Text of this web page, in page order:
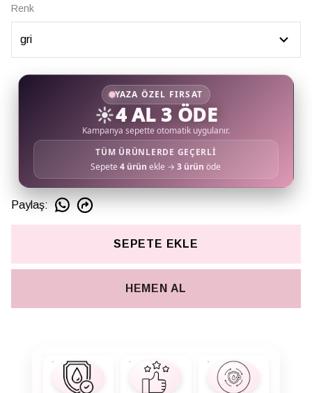
Renk
YAZA ÖZEL FIRSAT
☀️4 AL 3 ÖDE
Kampanya sepette otomatik uygulanır.
TÜM ÜRÜNLERDE GEÇERLİ
Sepete4 ürün ekle →3 ürün öde
Paylaş:
SEPETE EKLE
HEMEN AL